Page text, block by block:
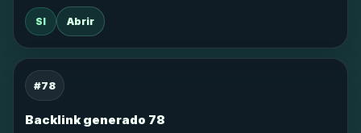
SI Abrir
#78
Backlink generado 78